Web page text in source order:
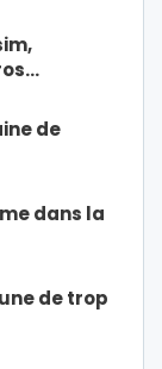
de
dans la
de trop